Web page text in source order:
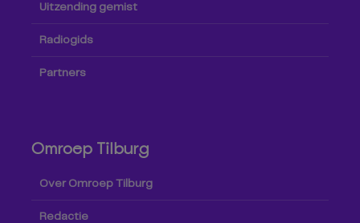
Uitzending gemist
Radiogids
Partners
Omroep Tilburg
Over Omroep Tilburg
Redactie